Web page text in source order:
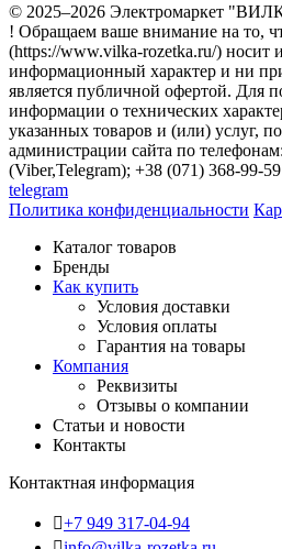
© 2025–2026 Электромаркет
! Обращаем ваше внимание на то,
(https://www.vilka-rozetka.ru/) носит
информационный характер и ни
является публичной офертой. Для
информации о технических
указанных товаров и (или) услуг,
администрации сайта по
(Viber,Telegram); +38 (071) 368-99-59
telegram
Политика конфиденциальности
Каталог товаров
Бренды
Как купить
Условия доставки
Условия оплаты
Гарантия на товары
Компания
Реквизиты
Отзывы о компании
Статьи и новости
Контакты
Контактная информация
+7 949 317-04-94